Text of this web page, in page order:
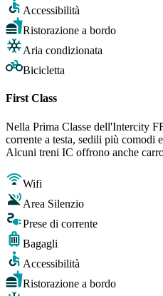
Accessibilità
Ristorazione a bordo
Aria condizionata
Bicicletta
First Class
Nella Prima Classe dell'Intercity
corrente a testa, sedili più comodi
Alcuni treni IC offrono anche
Wifi
Area Silenzio
Prese di corrente
Bagagli
Accessibilità
Ristorazione a bordo